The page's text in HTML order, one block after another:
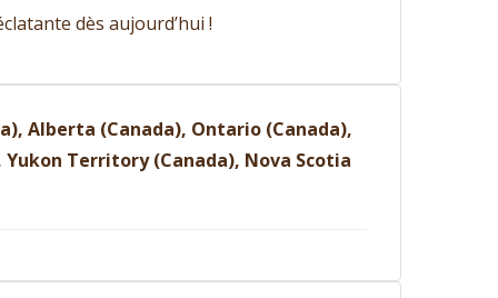
dès aujourd’hui !
Alberta (Canada), Ontario (Canada),
Territory (Canada), Nova Scotia